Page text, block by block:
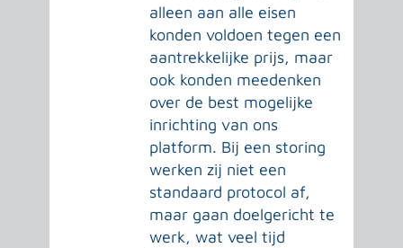
alleen aan alle eisen
konden voldoen tegen een
aantrekkelijke prijs, maar
ook konden meedenken
over de best mogelijke
inrichting van ons
platform. Bij een storing
werken zij niet een
standaard protocol af,
maar gaan doelgericht te
werk, wat veel tijd